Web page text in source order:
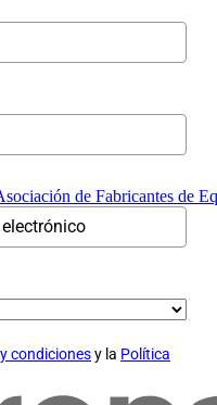
de Fabricantes de
condicionesy la Política